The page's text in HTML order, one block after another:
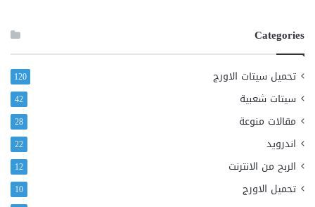
Categories
تحميل سيتات الاورج 120
سيتات شعبية 42
مقالات منوعة 28
اندرويد 22
الربح من الانترنت 12
تحميل الاورج 10